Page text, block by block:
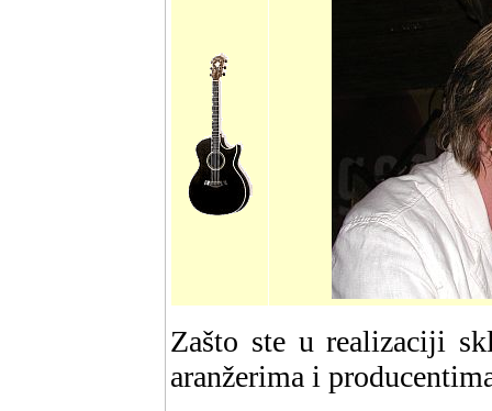
Zašto ste u realizaciji
aranžerima i